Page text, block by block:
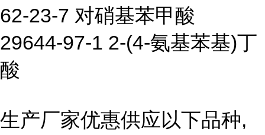
62-23-7 对硝基苯甲酸
29644-97-1 2-(4-氨基苯基)丁
酸
生产厂家优惠供应以下品种,